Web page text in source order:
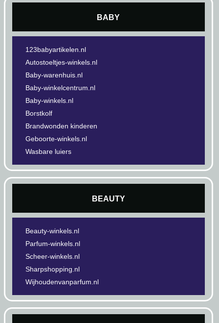
BABY
123babyartikelen.nl
Autostoeltjes-winkels.nl
Baby-warenhuis.nl
Baby-winkelcentrum.nl
Baby-winkels.nl
Borstkolf
Brandwonden kinderen
Geboorte-winkels.nl
Wasbare luiers
BEAUTY
Beauty-winkels.nl
Parfum-winkels.nl
Scheer-winkels.nl
Sharpshopping.nl
Wijhoudenvanparfum.nl